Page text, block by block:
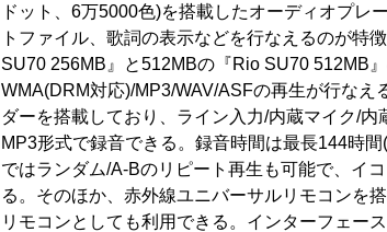
ドット、6万5000色)を搭載したオーディオプレ
トファイル、歌詞の表示などを行なえるのが特
SU70 256MB』と512MBの『Rio SU70 512MB
WMA(DRM対応)/MP3/WAV/ASFの再生が行なえ
ダーを搭載しており、ライン入力/内蔵マイク/
MP3形式で録音できる。録音時間は最長144時
ではランダム/A-Bのリピート再生も可能で、イ
る。そのほか、赤外線ユニバーサルリモコンを
リモコンとしても利用できる。インターフェー